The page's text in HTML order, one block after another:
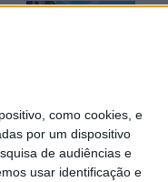
como cookies, e
por um dispositivo
de audiências e
usar identificação e